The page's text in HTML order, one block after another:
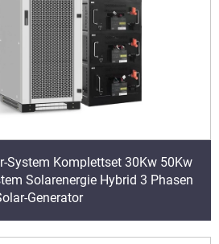
System Komplettset 30Kw 50Kw
Solarenergie Hybrid 3 Phasen
Generator